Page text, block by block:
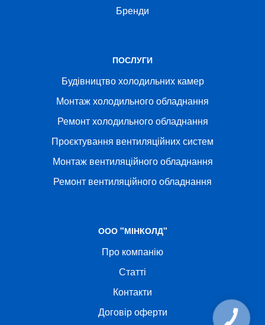
Бренди
ПОСЛУГИ
Будівництво холодильних камер
Монтаж холодильного обладнання
Ремонт холодильного обладнання
Проєктування вентиляційних систем
Монтаж вентиляційного обладнання
Ремонт вентиляційного обладнання
ООО "МІНКОЛД"
Про компанію
Статті
Контакти
Договір оферти
КНОПКА
СВЯЗИ